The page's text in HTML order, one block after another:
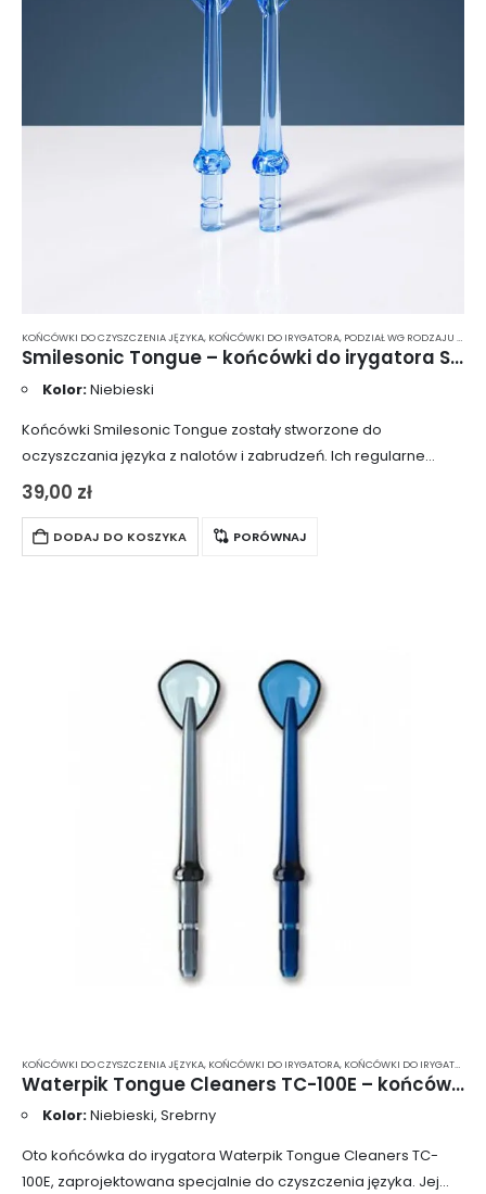
KOŃCÓWKI DO CZYSZCZENIA JĘZYKA, KOŃCÓWKI DO IRYGATORA, PODZIAŁ WG RODZAJU / PRZEZNACZENIA KONCOWKI IRYGATOR
Smilesonic Tongue – końcówki do irygatora Smilesonic AquaFlow
Kolor:Niebieski
Końcówki Smilesonic Tongue zostały stworzone do
oczyszczania języka z nalotów i zabrudzeń. Ich regularne
stosowanie sprawia, że język staje się czysty i gładki, a zapach
z jamy ustnej przestaje być…
39,00 zł
DODAJ DO KOSZYKA PORÓWNAJ
KOŃCÓWKI DO CZYSZCZENIA JĘZYKA, KOŃCÓWKI DO IRYGATORA, KOŃCÓWKI DO IRYGATORA WATERPIK
Waterpik Tongue Cleaners TC-100E – końcówki irygatora do czyszczenia języka 2 szt.
Kolor:Niebieski, Srebrny
Oto końcówka do irygatora Waterpik Tongue Cleaners TC-
100E, zaprojektowana specjalnie do czyszczenia języka. Jej